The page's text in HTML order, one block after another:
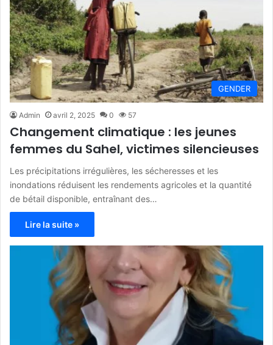
GENDER
Admin avril 2, 2025 0 57
Changement climatique : les jeunes
femmes du Sahel, victimes silencieuses
Les précipitations irrégulières, les sécheresses et les
inondations réduisent les rendements agricoles et la quantité
de bétail disponible, entraînant des…
Lire la suite »